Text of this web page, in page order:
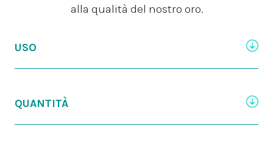
alla qualità del nostro oro.
USO
QUANTITÀ